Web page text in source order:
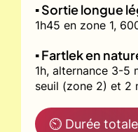
▪️ Sortie longue
1h45 en zone 1,
▪️ Fartlek en
1h, alternance 3-5
seuil (zone 2) et 2
⏲ Durée